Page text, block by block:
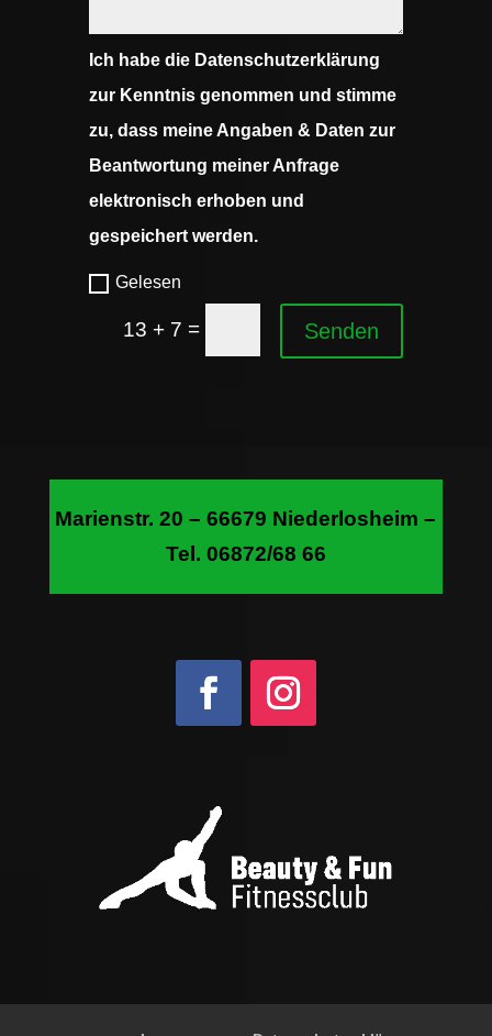
Ich habe die Datenschutzerklärung
zur Kenntnis genommen und stimme
zu, dass meine Angaben & Daten zur
Beantwortung meiner Anfrage
elektronisch erhoben und
gespeichert werden.
Gelesen
13 + 7 = Senden
Marienstr. 20 – 66679 Niederlosheim –
Tel. 06872/68 66